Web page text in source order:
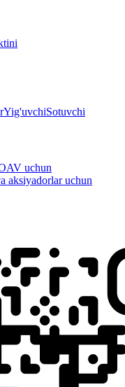
Yig'uvchiSotuvchi
uchun
aksiyadorlar uchun